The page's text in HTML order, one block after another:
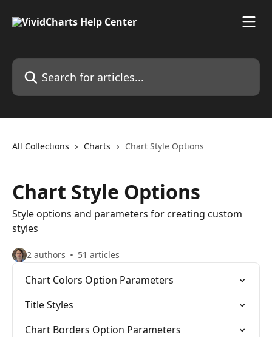
Search for articles...
All Collections Charts Chart Style Options
Chart Style Options
Style options and parameters for creating custom
styles
2 authors 51 articles
Chart Colors Option Parameters
Title Styles
Chart Borders Option Parameters